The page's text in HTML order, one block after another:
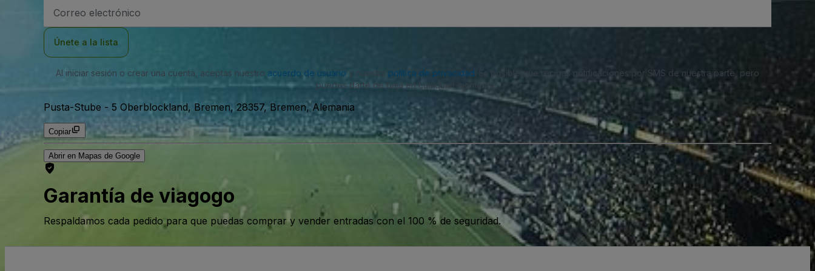
de
Únete a la lista
Al iniciar sesión o crear una cuenta, aceptas nuestro acuerdo de usuarioy nuestra política de privacidad . Es posible que recibas notificaciones por SMS de nuestra parte, pero
puedes darte de baja en cualquier momento.
Pusta-Stube - 5 Oberblockland, Bremen, 28357, Bremen, Alemania
Copiar
Abrir en Mapas de Google
Garantía de viagogo
Respaldamos cada pedido para que puedas comprar y vender entradas con el 100 % de seguridad.